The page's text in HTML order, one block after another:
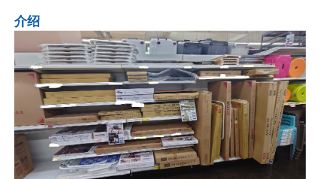
介绍